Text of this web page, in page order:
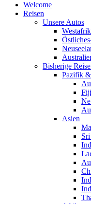
Welcome
Reisen
Unsere Autos
Bisherige
Pazifik
Fiji
Asien